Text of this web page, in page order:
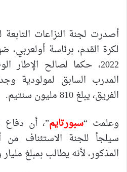
أصدرت لجنة النزاعات التابعة
2022، حكما لصالح الإطار
المدرب السابق لمولودية
الفريق، يبلغ 810 مليون سنتيم.
وعلمت “سبورتايم”، أن دفاع
سيلجأ للجنة الاستئناف
المذكور، لأنه يطالب بمبلغ مليار و200 مليون